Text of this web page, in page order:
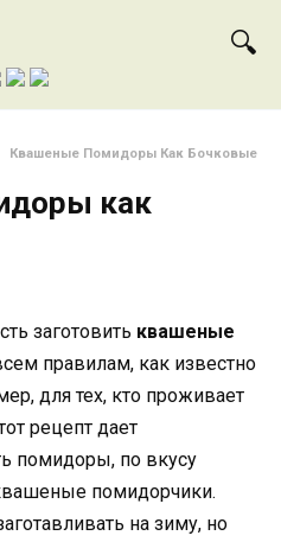
Квашеные Помидоры Как Бочковые
как
заготовить квашеные
правилам, как известно
для тех, кто проживает
рецепт дает
помидоры, по вкусу
помидорчики.
на зиму, но